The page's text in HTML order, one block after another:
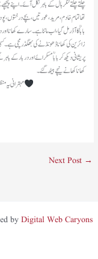
چلتے چلتے لنگر ہال کے باہر نکل آئے۔ اپنے
تھا تمام خادم، مرید، عورتیں، بچے
باباؒ کا آڈر مل گیا، اب ماننا ہے۔ سارے
زائرین کی کھانا ڈھونڈنے کی بھگڈر مچی
پریشانی دیکھ کر باباؒ مسکرائے اور دربار کے
کھانا کھانے نیچے بیٹھ گئے۔
مہترانی یہ
Next Post →
by Digital Web Caryons